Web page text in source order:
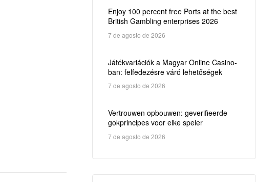
Enjoy 100 percent free Ports at the best
British Gambling enterprises 2026
7 de agosto de 2026
Játékvariációk a Magyar Online Casino-
ban: felfedezésre váró lehetőségek
7 de agosto de 2026
Vertrouwen opbouwen: geverifieerde
gokprincipes voor elke speler
7 de agosto de 2026